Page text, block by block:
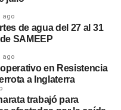
ago
de agua del 27 al 31
SAMEEP
ago
en Resistencia
a Inglaterra
trabajó para